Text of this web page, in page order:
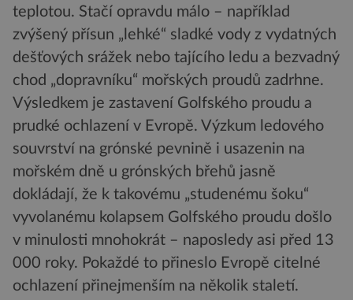
teplotou. Stačí opravdu málo – například
zvýšený přísun „lehké“ sladké vody z vydatných
dešťových srážek nebo tajícího ledu a bezvadný
chod „dopravníku“ mořských proudů zadrhne.
Výsledkem je zastavení Golfského proudu a
prudké ochlazení v Evropě. Výzkum ledového
souvrství na grónské pevnině i usazenin na
mořském dně u grónských břehů jasně
dokládají, že k takovému „studenému šoku“
vyvolanému kolapsem Golfského proudu došlo
v minulosti mnohokrát – naposledy asi před 13
000 roky. Pokaždé to přineslo Evropě citelné
ochlazení přinejmenším na několik staletí.